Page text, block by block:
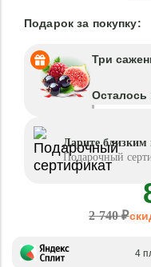
Подарок за покупку:
Три
Осталось
Дарите близким
Подарочный
2 740 ₽
4